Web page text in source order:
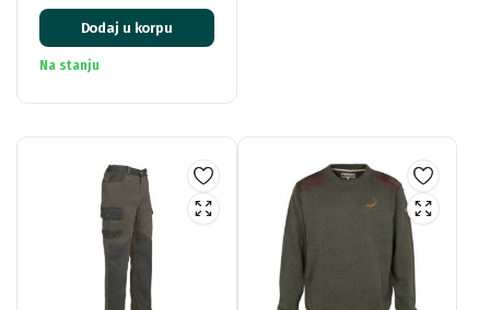
Dodaj u korpu
Na stanju